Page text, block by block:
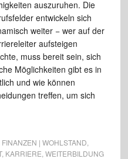
auszuruhen. Die
entwickeln sich
weiter − wer auf der
aufsteigen
muss bereit sein, sich
Möglichkeiten gibt es in
und wie können
treffen, um sich
| WOHLSTAND
, KARRIERE WEITERBILDUNG